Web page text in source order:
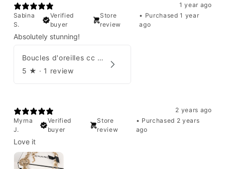
1 year ago
Sabina
S.
Verified
buyer
Store
review
• Purchased 1 year
ago
Absolutely stunning!
Boucles d'oreilles cc Chanel
5 ★ · 1 review
2 years ago
Myrna
J.
Verified
buyer
Store
review
• Purchased 2 years
ago
Love it